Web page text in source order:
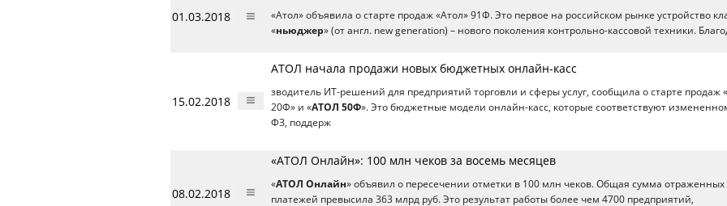
01.03.2018
«Атол» объявила о старте продаж «Атол» 91Ф. Это первое на российском рынке устройство
«ньюджер» (от англ. new generation) – нового поколения контрольно-кассовой техники.
15.02.2018
АТОЛ начала продажи новых бюджетных онлайн-касс
зводитель ИТ-решений для предприятий торговли и сферы услуг, сообщила о старте продаж
20Ф» и «АТОЛ 50Ф». Это бюджетные модели онлайн-касс, которые соответствуют
ФЗ, поддерж
08.02.2018
«АТОЛ Онлайн»: 100 млн чеков за восемь месяцев
«АТОЛ Онлайн» объявил о пересечении отметки в 100 млн чеков. Общая сумма отраженных
платежей превысила 363 млрд руб. Это результат работы более чем 4700 предприятий,